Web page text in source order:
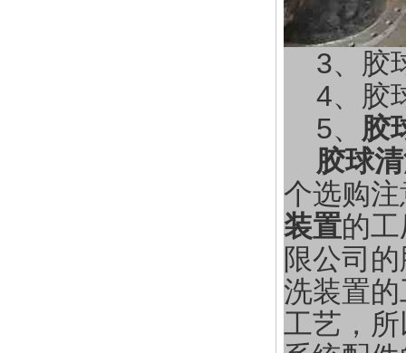
3、胶
4、胶
5、 胶
胶球
个选购
装置的
限公司
洗装置
工艺，